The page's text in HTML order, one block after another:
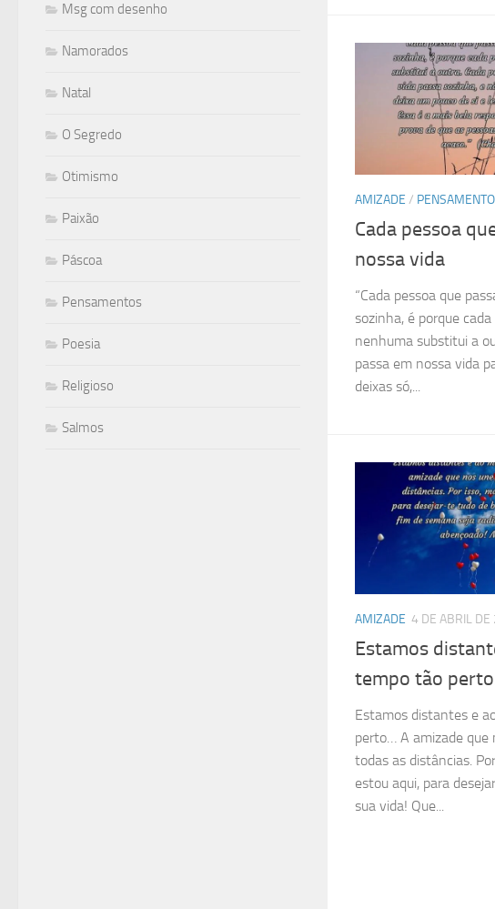
AMIZADE /
Cada pessoa
nossa vida
“Cada pessoa que
sozinha, é porque
nenhuma substitui a
passa em nossa vida
deixas só,...
AMIZADE 4 DE ABRIL
Estamos
tempo tão
Estamos distantes e
perto… A amizade que
todas as distâncias.
estou aqui, para
sua vida! Que...
Msg com desenho
Namorados
Natal
O Segredo
Otimismo
Paixão
Páscoa
Pensamentos
Poesia
Religioso
Salmos